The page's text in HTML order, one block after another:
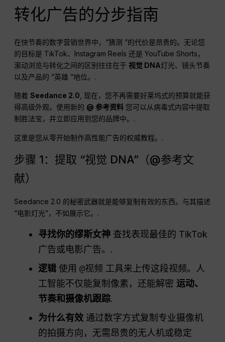
转化广告的分步指南
在快节奏的数字营销世界中，“猜测 ”的代价是昂贵的。无论您
的目标是 TikTok、Instagram Reels 还是 YouTube Shorts，
滚动浏览与转化之间的区别往往在于视觉 DNA灯光、镜头节奏
以及产品的 “英雄 ”地位。.
随着Seedance 2.0 , 现在，您不再需要好莱坞式的预算就能获
得高级外观。使用新的 @ 参考资料 您可以从病毒式内容中提取
制胜法宝，并立即应用到您的品牌中。.
这里是您从零开始制作高性能广告的权威教程。.
步骤 1：提取 “视觉 DNA”（@参考文
献）
Seedance 2.0 的秘密武器就是能够复制有效的东西。与其描述
“电影灯光”，不如展示它。.
寻找你的缪斯女神 查找表现最佳的 TikTok
广告或电影广告。.
逻辑 使用@视频 工具来上传这段视频。人
工智能不仅能复制像素，还能解密 运动、
节奏和摄像机跟踪.
为什么有效 通过数字方式复制专业摄像机
的拍摄方向，无需昂贵的无人机或稳定